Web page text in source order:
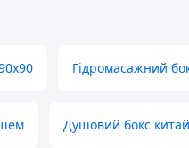
Гідромасажний
Душовий бокс китай